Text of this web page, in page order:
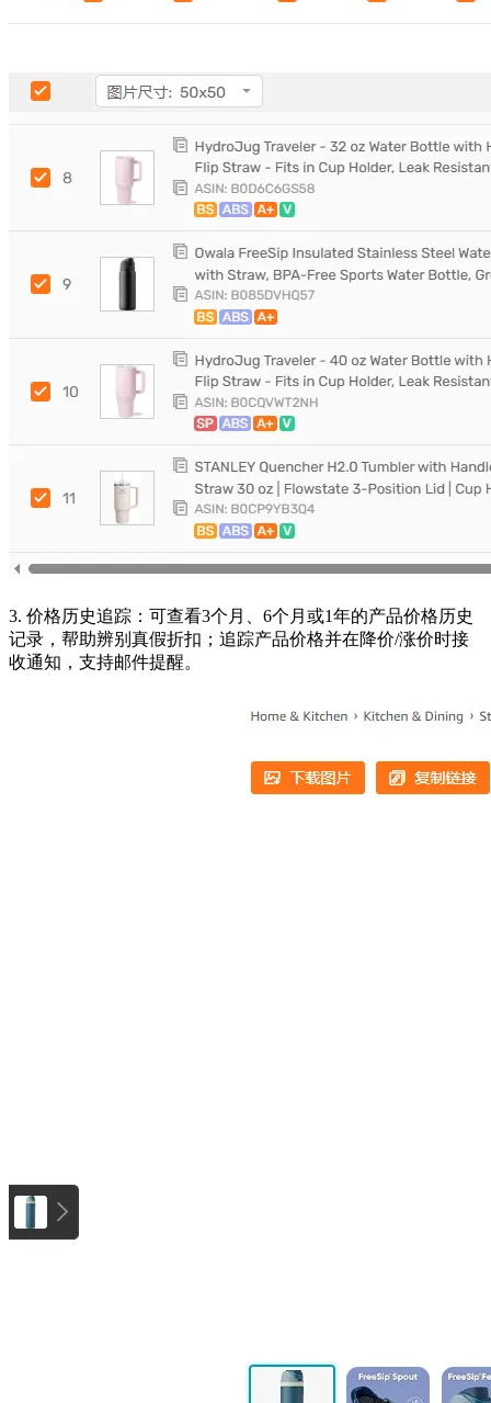
3. 价格历史追踪：可查看3个月、6个月或1年的产品价格历史
记录，帮助辨别真假折扣；追踪产品价格并在降价/涨价时接
收通知，支持邮件提醒。